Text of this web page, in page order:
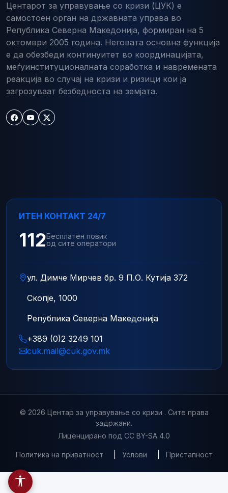
Центарот за управување со кризи (ЦУК) е
самостоен орган на државната управа во
Република Северна Македонија, формиран на 5
октомври 2005 година. Неговата основна функција
е да обезбеди континуитет во координацијата,
меѓуинституционалната соработка и навремената
реакција во случај на кризи и ризици кои ја
загрозуваат безбедноста на земјата.
ИТЕН КОНТАКТ 24/7
112Бесплатен повик
од сите оператори
ул. Димче Мирчев бр. 9 П.О. Кутија 372
Скопје, 1000
Република Северна Македонија
+389 (0)2 3249 101
cuk.mail@cuk.gov.mk
© 2026 Центар за управување со кризи . Сите права
задржани.
Лиценцирано под CC BY-SA 4.0
Политика на приватност Услови Пристапност